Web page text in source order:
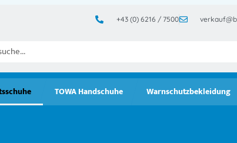
+43 (0) 6216 / 7500
TOWA Handschuhe Warnschutzbekleidung